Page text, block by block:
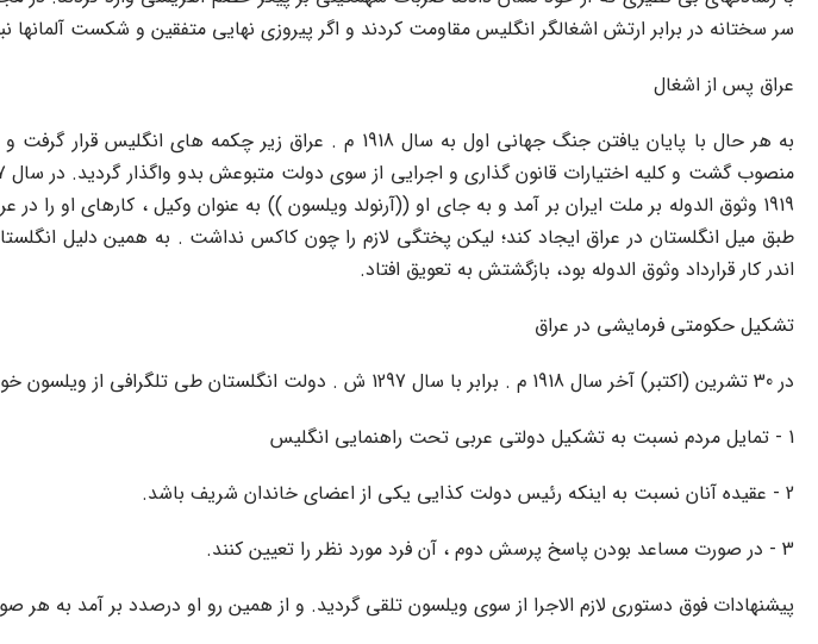
سر سختانه در برابر ارتش اشغالگر انگلیس مقاومت کردند و اگر پیروزى نهایى متفقین و شکست
عراق پس از اشغال
به هر حال با پایان یافتن جنگ جهانى اول به سال 1918 م .
1919 وثوق الدوله بر ملت ایران بر آمد و به جاى او ((آرنولد ویلسون )) به عنوان وکیل ،
اندر کار قرارداد وثوق الدوله بود، بازگشتش به تعویق افتاد.
تشکیل حکومتى فرمایشى در عراق
در 30 تشرین (اکتبر) آخر سال 1918 م . برابر با سال 1297 ش . دولت انگلستان طى تلگرافى از ویلسون خواست از مردم عراق نسبت به سه موضوع ذیل پرسش کند و نظر آنان را جویا شود:
1 - تمایل مردم نسبت به تشکیل دولتى عربى تحت راهنمایى انگلیس
2 - عقیده آنان نسبت به اینکه رئیس دولت کذایى یکى از اعضاى خاندان شریف باشد.
3 - در صورت مساعد بودن پاسخ پرسش دوم ، آن فرد مورد نظر را تعیین کنند.
پیشنهادات فوق دستورى لازم الاجرا از سوى ویلسون تلقى گردید. و از همین رو او درصدد بر آمد به